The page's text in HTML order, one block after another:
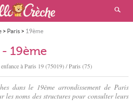
> Paris> 19ème
19ème
àParis 19 (75019) / Paris (75)
dans le 19ème arrondissement de Paris
les noms des structures pour consulter leurs